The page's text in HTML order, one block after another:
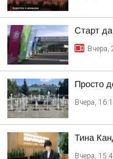
Старт
Вчера,
Просто
Вчера,
Тина
Вчера,